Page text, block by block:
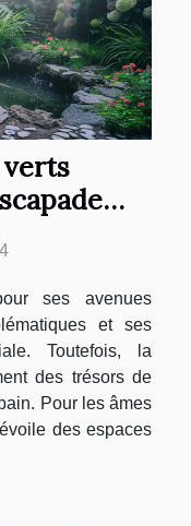
verts
ses avenues
et ses
Toutefois, la
des trésors de
Pour les âmes
des espaces